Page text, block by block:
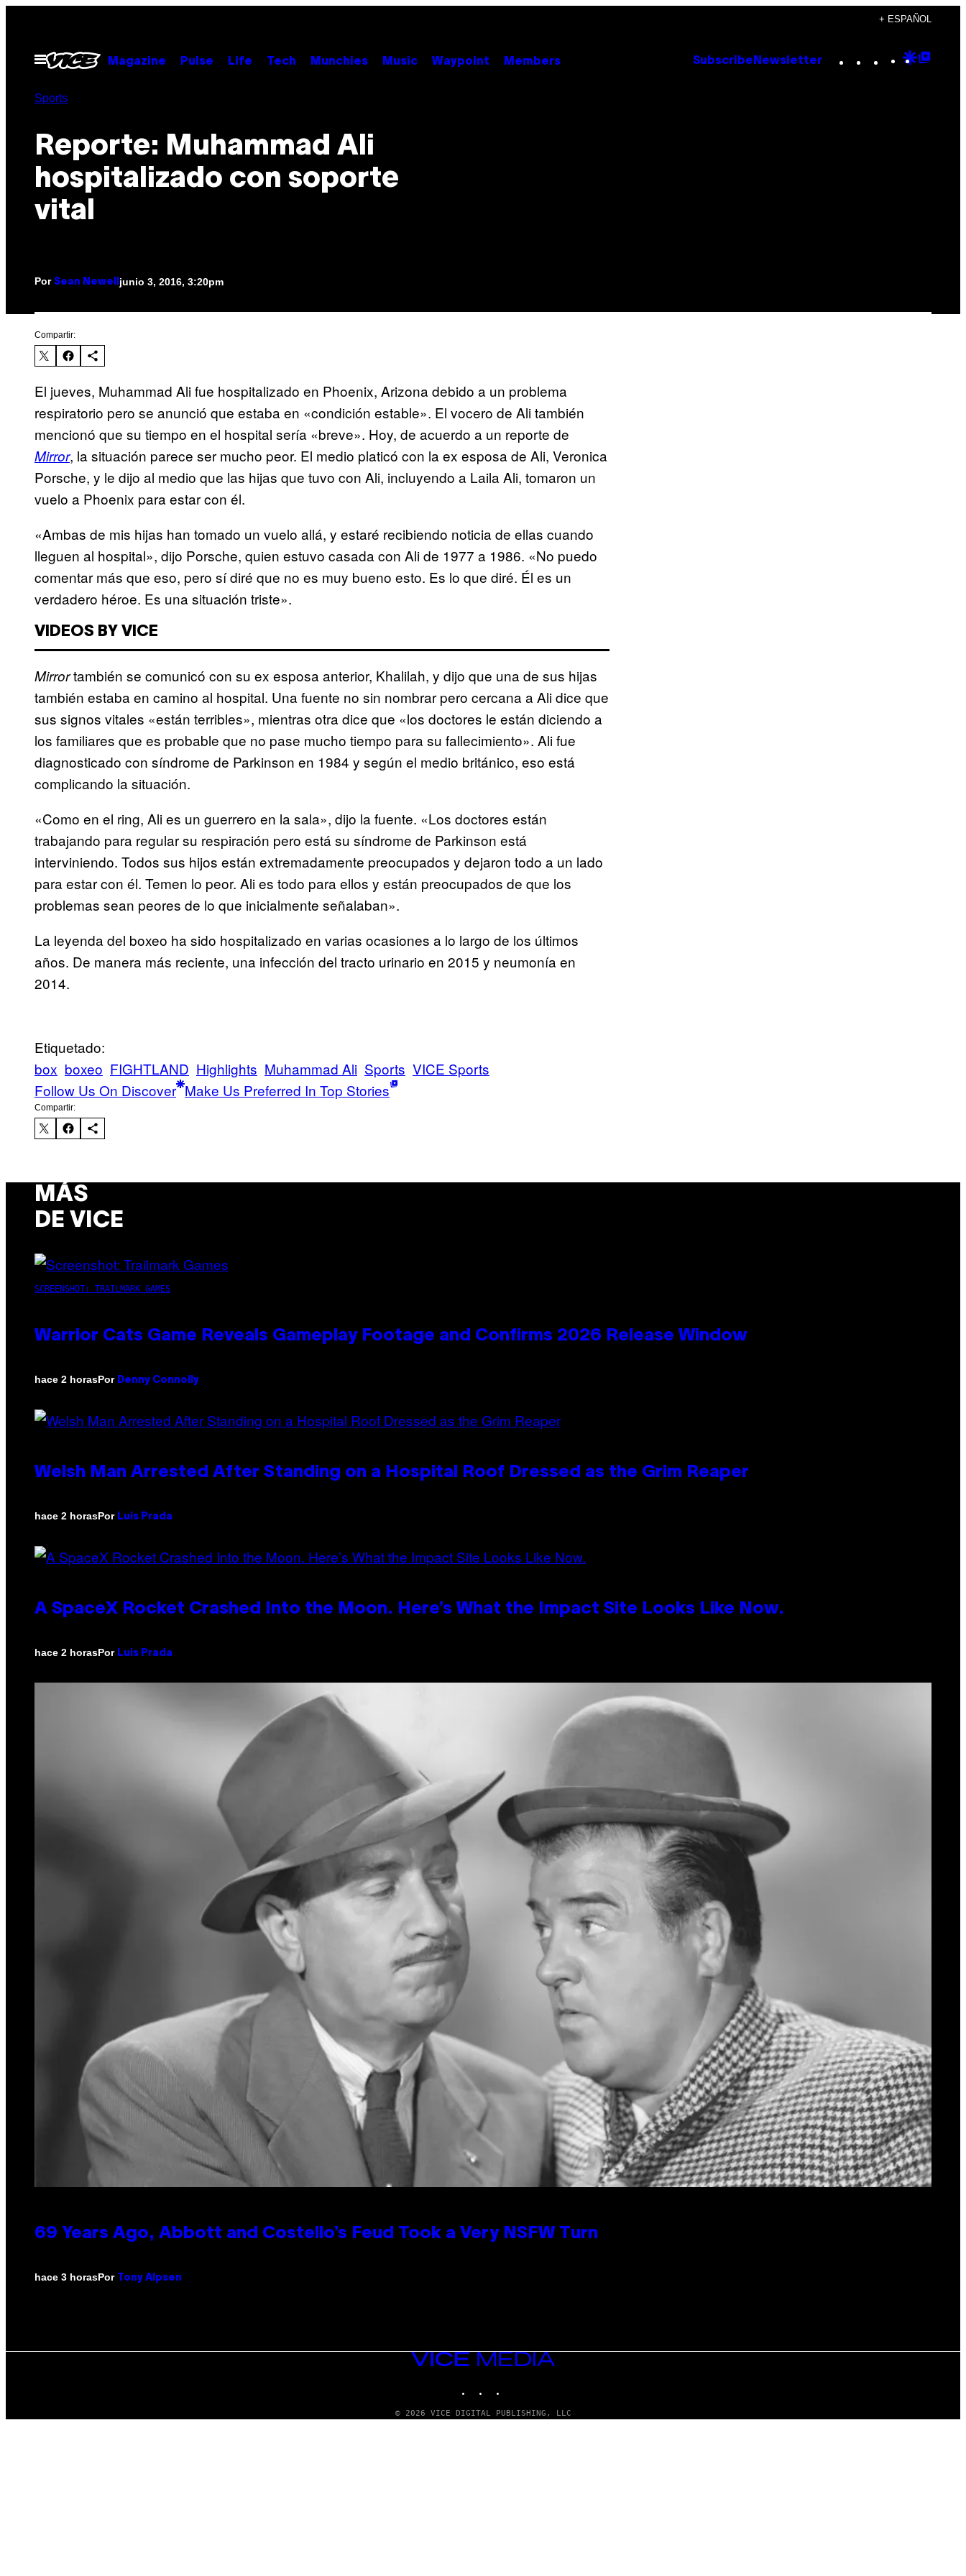
contenido
+ ESPAÑOL
Abrir
Menú
Magazine Pulse Life Tech Munchies Music Waypoint Members Subscribe Newsletter Instagram
TikTok
YouTube
Google
Sports
Reporte: Muhammad Ali
hospitalizado con soporte
vital
Por Sean Newell junio 3, 2016, 3:20pm
Compartir:
El jueves, Muhammad Ali fue hospitalizado en Phoenix, Arizona debido a un problema
respiratorio pero se anunció que estaba en «condición estable». El vocero de Ali también
mencionó que su tiempo en el hospital sería «breve». Hoy, de acuerdo a un reporte de
Mirror, la situación parece ser mucho peor. El medio platicó con la ex esposa de Ali, Veronica
Porsche, y le dijo al medio que las hijas que tuvo con Ali, incluyendo a Laila Ali, tomaron un
vuelo a Phoenix para estar con él.
«Ambas de mis hijas han tomado un vuelo allá, y estaré recibiendo noticia de ellas cuando
lleguen al hospital», dijo Porsche, quien estuvo casada con Ali de 1977 a 1986. «No puedo
comentar más que eso, pero sí diré que no es muy bueno esto. Es lo que diré. Él es un
verdadero héroe. Es una situación triste».
VIDEOS BY VICE
Mirrortambién se comunicó con su ex esposa anterior, Khalilah, y dijo que una de sus hijas
también estaba en camino al hospital. Una fuente no sin nombrar pero cercana a Ali dice que
sus signos vitales «están terribles», mientras otra dice que «los doctores le están diciendo a
los familiares que es probable que no pase mucho tiempo para su fallecimiento». Ali fue
diagnosticado con síndrome de Parkinson en 1984 y según el medio británico, eso está
complicando la situación.
«Como en el ring, Ali es un guerrero en la sala», dijo la fuente. «Los doctores están
trabajando para regular su respiración pero está su síndrome de Parkinson está
interviniendo. Todos sus hijos están extremadamente preocupados y dejaron todo a un lado
para estar con él. Temen lo peor. Ali es todo para ellos y están preocupados de que los
problemas sean peores de lo que inicialmente señalaban».
La leyenda del boxeo ha sido hospitalizado en varias ocasiones a lo largo de los últimos
años. De manera más reciente, una infección del tracto urinario en 2015 y neumonía en
2014.
Etiquetado:
box boxeo FIGHTLAND Highlights Muhammad Ali Sports VICE Sports
Follow Us On Discover Make Us Preferred In Top Stories
Compartir:
MÁS
DE VICE
SCREENSHOT: TRAILMARK GAMES
Warrior Cats Game Reveals Gameplay Footage and Confirms 2026 Release Window
hace 2 horasPor Denny Connolly
Welsh Man Arrested After Standing on a Hospital Roof Dressed as the Grim Reaper
hace 2 horasPor Luis Prada
A SpaceX Rocket Crashed Into the Moon. Here’s What the Impact Site Looks Like Now.
hace 2 horasPor Luis Prada
69 Years Ago, Abbott and Costello’s Feud Took a Very NSFW Turn
hace 3 horasPor Tony Alpsen
VICE
MEDIA
© 2026 VICE DIGITAL PUBLISHING, LLC